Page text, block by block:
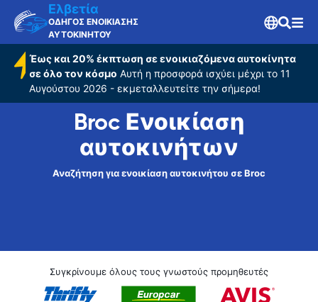
Ελβετία
ΟΔΗΓΟΣ ΕΝΟΙΚΙΑΣΗΣ
ΑΥΤΟΚΙΝΗΤΟΥ
Έως και 20% έκπτωση σε ενοικιαζόμενα αυτοκίνητα
σε όλο τον κόσμο Αυτή η προσφορά ισχύει μέχρι το 11
Αυγούστου 2026 - εκμεταλλευτείτε την σήμερα!
Broc Ενοικίαση
αυτοκινήτων
Αναζήτηση για ενοικίαση αυτοκινήτου σε Broc
Συγκρίνουμε όλους τους γνωστούς προμηθευτές